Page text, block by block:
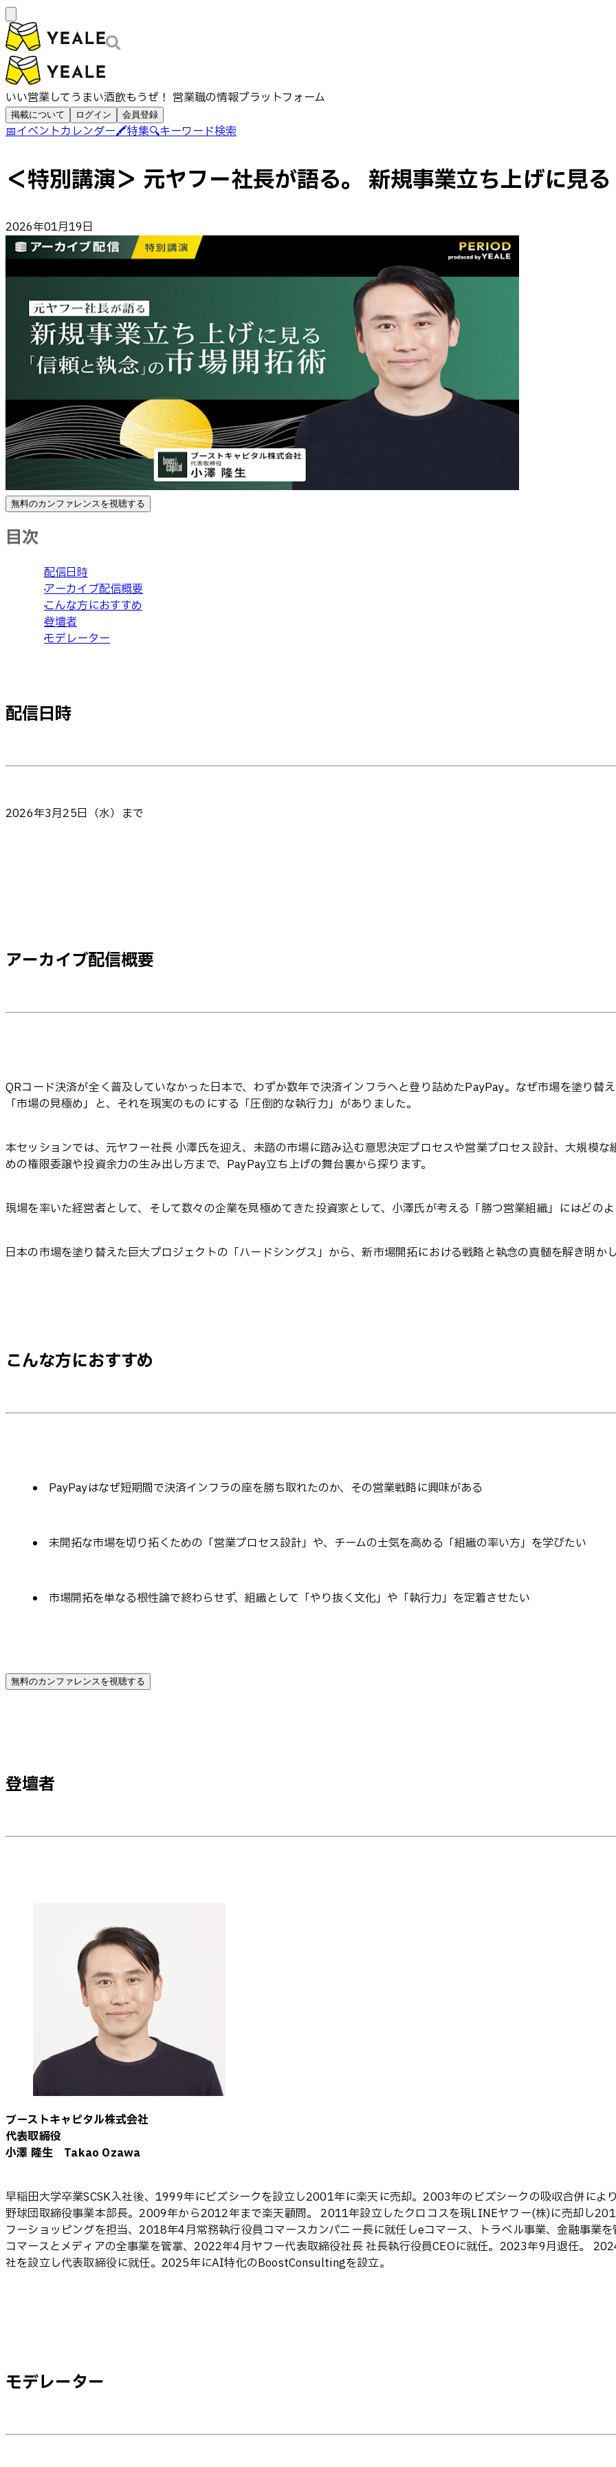
いい営業してうまい酒飲もうぜ！ 営業職の情報プラットフォーム
掲載について ログイン 会員登録
📅イベントカレンダー🖍️特集🔍キーワード検索
＜特別講演＞ 元ヤフー社長が語る。 新規事業立ち上げに見
2026年01月19日
無料のカンファレンスを視聴する
目次
配信日時
アーカイブ配信概要
こんな方におすすめ
登壇者
モデレーター
配信日時
2026年3月25日（水）まで
アーカイブ配信概要
QRコード決済が全く普及していなかった日本で、わずか数年で決済インフラへと登り詰めたPayPay。なぜ市場を塗り替
「市場の見極め」と、それを現実のものにする「圧倒的な執行力」がありました。
本セッションでは、元ヤフー社長 小澤氏を迎え、未踏の市場に踏み込む意思決定プロセスや営業プロセス設計、大規模
めの権限委譲や投資余力の生み出し方まで、PayPay立ち上げの舞台裏から探ります。
現場を率いた経営者として、そして数々の企業を見極めてきた投資家として、小澤氏が考える「勝つ営業組織」にはどの
日本の市場を塗り替えた巨大プロジェクトの「ハードシングス」から、新市場開拓における戦略と執念の真髄を解き明か
こんな方におすすめ
PayPayはなぜ短期間で決済インフラの座を勝ち取れたのか、その営業戦略に興味がある
未開拓な市場を切り拓くための「営業プロセス設計」や、チームの士気を高める「組織の率い方」を学びたい
市場開拓を単なる根性論で終わらせず、組織として「やり抜く文化」や「執行力」を定着させたい
無料のカンファレンスを視聴する
登壇者
ブーストキャピタル株式会社
代表取締役
小澤 隆生 Takao Ozawa
早稲田大学卒業SCSK入社後、1999年にビズシークを設立し2001年に楽天に売却。2003年のビズシークの吸収合併に
野球団取締役事業本部長。2009年から2012年まで楽天顧問。 2011年設立したクロコスを現LINEヤフー(株)に売却し
フーショッピングを担当、2018年4月常務執行役員コマースカンパニー長に就任しeコマース、トラベル事業、金融事業
コマースとメディアの全事業を管掌、2022年4月ヤフー代表取締役社長 社長執行役員CEOに就任。2023年9月退任。
社を設立し代表取締役に就任。2025年にAI特化のBoostConsultingを設立。
モデレーター